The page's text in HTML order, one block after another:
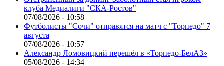
клуба Медиалиги "СКА-Ростов"
07/08/2026 - 10:58
Футболисты "Сочи" отправятся на матч с "Торпедо" 7
августа
07/08/2026 - 10:57
Александр Ломовицкий перешёл в «Торпедо-БелАЗ»
05/08/2026 - 14:34